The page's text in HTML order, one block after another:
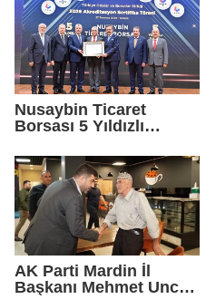
Nusaybin Ticaret
Borsası 5 Yıldızlı
Yeniden Aldı
AK Parti Mardin İl
Başkanı Mehmet Uncu: